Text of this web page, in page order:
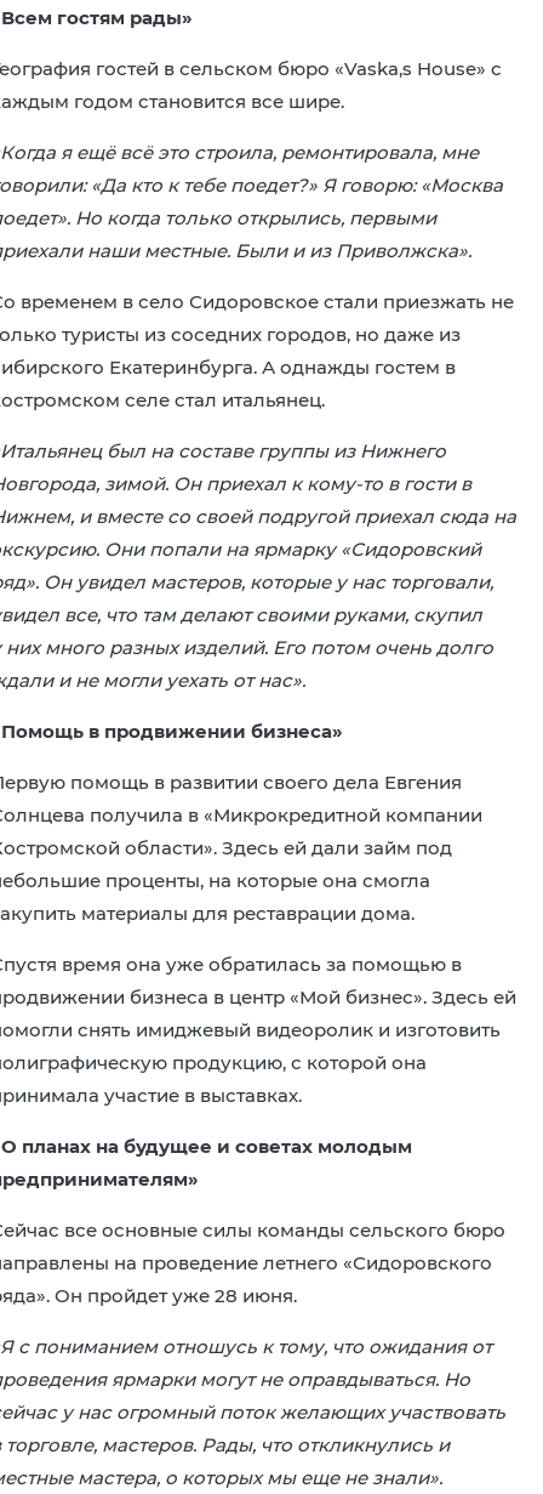
гостям рады»
гостей в сельском бюро «Vaska,s House» с
годом становится все шире.
я ещё всё это строила, ремонтировала, мне
«Да кто к тебе поедет?» Я говорю: «Москва
Но когда только открылись, первыми
наши местные. Были и из Приволжска».
временем в село Сидоровское стали приезжать не
туристы из соседних городов, но даже из
Екатеринбурга. А однажды гостем в
селе стал итальянец.
Итальянец был на составе группы из Нижнего
зимой. Он приехал к кому-то в гости в
и вместе со своей подругой приехал сюда на
Они попали на ярмарку «Сидоровский
Он увидел мастеров, которые у нас торговали,
все, что там делают своими руками, скупил
них много разных изделий. Его потом очень долго
и не могли уехать от нас».
в продвижении бизнеса»
помощь в развитии своего дела Евгения
получила в «Микрокредитной компании
области». Здесь ей дали займ под
проценты, на которые она смогла
материалы для реставрации дома.
время она уже обратилась за помощью в
бизнеса в центр «Мой бизнес». Здесь ей
снять имиджевый видеоролик и изготовить
продукцию, с которой она
участие в выставках.
планах на будущее и советах молодым
все основные силы команды сельского бюро
на проведение летнего «Сидоровского
Он пройдет уже 28 июня.
с пониманием отношусь к тому, что ожидания от
ярмарки могут не оправдываться. Но
у нас огромный поток желающих участвовать
торговле, мастеров. Рады, что откликнулись и
мастера, о которых мы еще не знали».